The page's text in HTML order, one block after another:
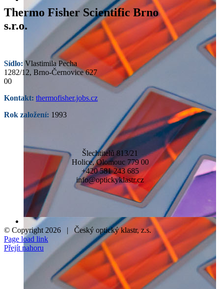
Thermo Fisher Scientific Brno
s.r.o.
Sídlo: Vlastimila Pecha
1282/12, Brno-Černovice 627
00
Kontakt: thermofisher.jobs.cz
Rok založení: 1993
Šlechtitelů 813/21
Holice, Olomouc 779 00
+420 581 243 685
info@optickyklastr.cz
© Copyright 2026 | Český optický klastr, z.s.
Page load link
Přejít nahoru